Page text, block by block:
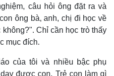
Phân tích
câu hỏi ông đặt ra và
ông bà, anh, chị đi học về
Chỉ cần học trò thấy
mục đích.
của tôi và nhiều bậc phụ
được con. Trẻ con làm gì